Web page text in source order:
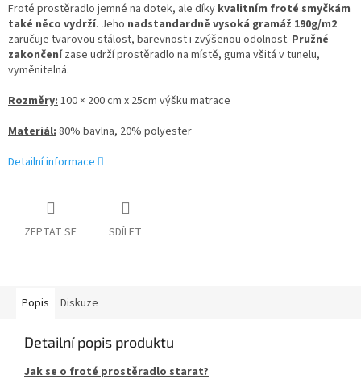
Froté prostěradlo jemné na dotek, ale díky kvalitním froté smyčkám
také něco vydrží. Jeho nadstandardně vysoká gramáž 190g/m2
zaručuje tvarovou stálost, barevnost i zvýšenou odolnost. Pružné
zakončenízase udrží prostěradlo na místě, guma všitá v tunelu,
vyměnitelná.
Rozměry:100 × 200 cm x 25cm výšku matrace
Materiál:80% bavlna, 20% polyester
Detailní informace
ZEPTAT SE SDÍLET
Popis Diskuze
Detailní popis produktu
Jak se o froté prostěradlo starat?